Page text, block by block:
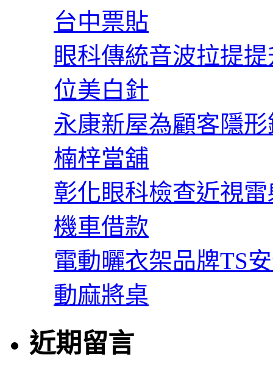
台中票貼
眼科傳統音波拉提
位美白針
永康新屋為顧客隱
楠梓當舖
彰化眼科檢查近視
機車借款
電動曬衣架品牌TS
動麻將桌
近期留言